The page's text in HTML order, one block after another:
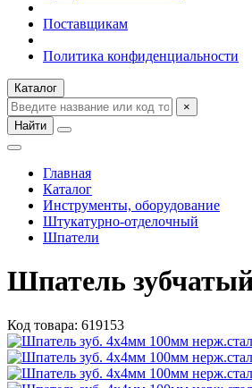
Поставщикам
Политика конфиденциальности
Каталог
×
Найти
Главная
Каталог
Инструменты, оборудование
Штукатурно-отделочный
Шпатели
Шпатель
Код товара: 619153